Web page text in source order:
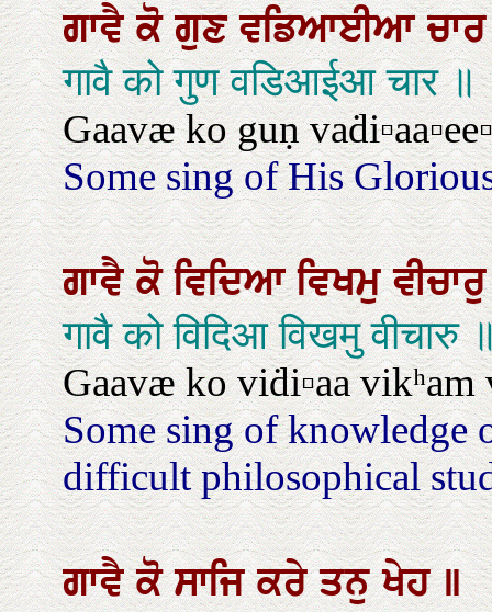
ਗਾਵੈਕੋਗੁਣਵਡਿਆਈਆ
गावै को गुण वडिआईआ चार ॥
Gaavæ ko guṇ
Some sing of His
ਗਾਵੈਕੋਵਿਦਿਆਵਿਖਮੁ
गावै को विदिआ विखमु वीचारु
Gaavæ ko viḋi▫aa vikʰam
Some sing of knowledge
difficult philosophical
ਗਾਵੈਕੋਸਾਜਿਕਰੇਤਨੁਖੇਹ॥